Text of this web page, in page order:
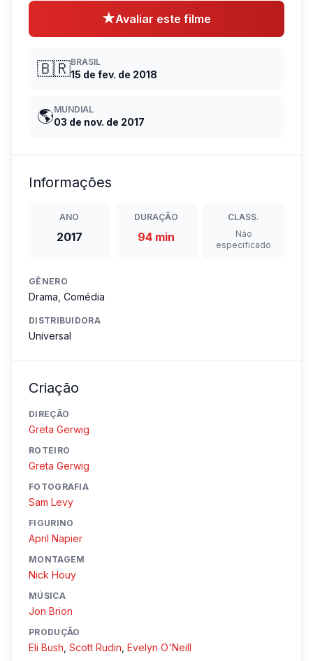
★Avaliar este filme
🇧🇷BRASIL
15 de fev. de 2018
🌎MUNDIAL
03 de nov. de 2017
Informações
ANO
2017
DURAÇÃO
94 min
CLASS.
Não
especificado
GÊNERO
Drama, Comédia
DISTRIBUIDORA
Universal
Criação
DIREÇÃO
Greta Gerwig
ROTEIRO
Greta Gerwig
FOTOGRAFIA
Sam Levy
FIGURINO
April Napier
MONTAGEM
Nick Houy
MÚSICA
Jon Brion
PRODUÇÃO
Eli Bush Scott Rudin Evelyn O'Neill